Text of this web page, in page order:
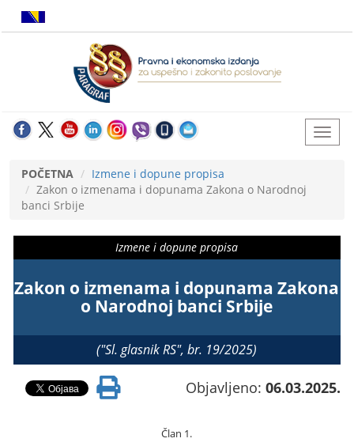
POČETNA
Izmene i dopune propisa
Zakon o izmenama i dopunama Zakona o Narodnoj
banci Srbije
Izmene i dopune propisa
Zakon o izmenama i dopunama Zakona
o Narodnoj banci Srbije
("Sl. glasnik RS", br. 19/2025)
Objavljeno: 06.03.2025.
Član 1.